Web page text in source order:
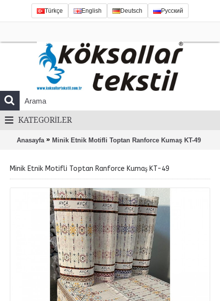
Türkçe English Deutsch Русский
KATEGORILER
Anasayfa » Minik Etnik Motifli Toptan Ranforce Kumaş KT-49
Minik Etnik Motifli Toptan Ranforce Kumaş KT-49